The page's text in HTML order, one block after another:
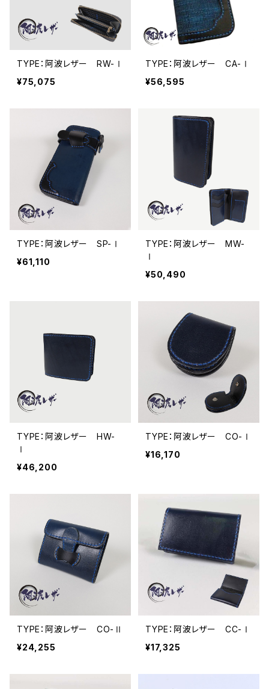
TYPE：阿波レザー RW-Ⅰ
¥75,075
TYPE：阿波レザー CA-Ⅰ
¥56,595
TYPE：阿波レザー SP-Ⅰ
¥61,110
TYPE：阿波レザー MW-
Ⅰ
¥50,490
TYPE：阿波レザー HW-
Ⅰ
¥46,200
TYPE：阿波レザー CO-Ⅰ
¥16,170
TYPE：阿波レザー CO-Ⅱ
¥24,255
TYPE：阿波レザー CC-Ⅰ
¥17,325